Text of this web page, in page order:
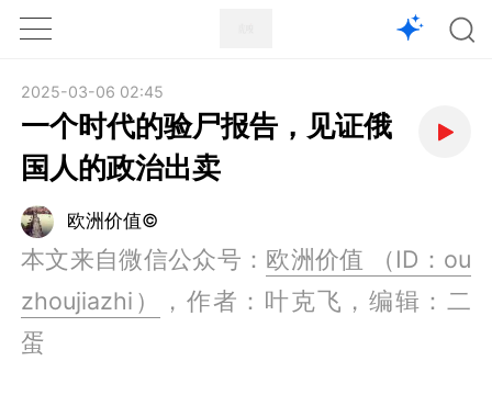
1X
2025-03-06 02:45
一个时代的验尸报告，见证俄
国人的政治出卖
欧洲价值©
本文来自微信公众号： 欧洲价值 （ID：ou
zhoujiazhi）
，作者：叶克飞，编辑：二
蛋